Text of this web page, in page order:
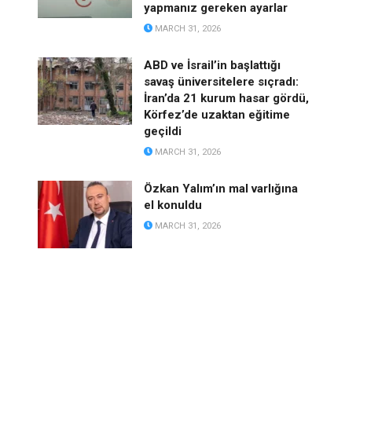
yapmanız gereken ayarlar
MARCH 31, 2026
ABD ve İsrail’in başlattığı
savaş üniversitelere sıçradı:
İran’da 21 kurum hasar gördü,
Körfez’de uzaktan eğitime
geçildi
MARCH 31, 2026
Özkan Yalım’ın mal varlığına
el konuldu
MARCH 31, 2026